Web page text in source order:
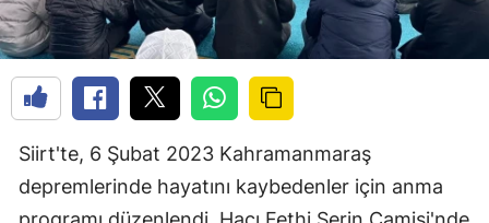
Siirt'te, 6 Şubat 2023 Kahramanmaraş
depremlerinde hayatını kaybedenler için anma